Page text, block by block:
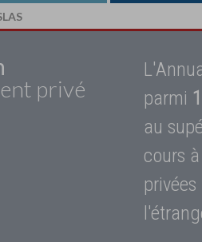
privé
parmi
au
cours